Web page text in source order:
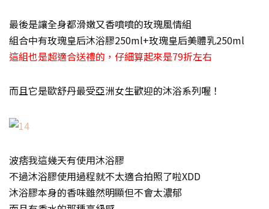
最後是讓全身都滑嫩又香噴噴的玫瑰風情組
組合中有玫瑰皇后沐浴膠250ml+玫瑰皇后美體乳250ml
這組也是超適合送禮的，仔細算起來是79折左右
而且它是歐舒丹最受亞洲女生歡迎的沐浴系列喔！
波痞我這幾天有使用沐浴膠
不過沐浴膠使用過程就不太適合拍照了啦XDD
沐浴膠本身的香味雖然明顯但不會太濃郁